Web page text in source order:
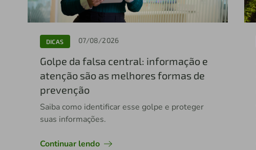
DICAS 07/08/2026
Golpe da falsa central: informação e
atenção são as melhores formas de
prevenção
Saiba como identificar esse golpe e proteger
suas informações.
Continuar lendo